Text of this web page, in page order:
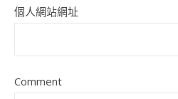
個人網站網址
Comment